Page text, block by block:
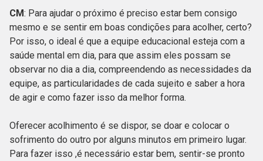
CM: Para ajudar o próximo é preciso estar bem consigo
mesmo e se sentir em boas condições para acolher, certo?
Por isso, o ideal é que a equipe educacional esteja com a
saúde mental em dia, para que assim eles possam se
observar no dia a dia, compreendendo as necessidades da
equipe, as particularidades de cada sujeito e saber a hora
de agir e como fazer isso da melhor forma.
Oferecer acolhimento é se dispor, se doar e colocar o
sofrimento do outro por alguns minutos em primeiro lugar.
Para fazer isso ,é necessário estar bem, sentir-se pronto